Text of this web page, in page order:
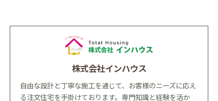
株式会社インハウス
自由な設計と丁寧な施工を通じて、お客様のニーズに応え
る注文住宅を手掛けております。専門知識と経験を活か